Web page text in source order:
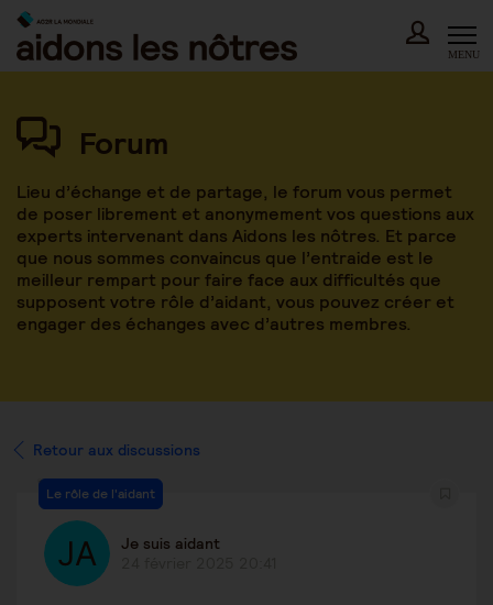
Skip
content
MENU
Forum
Lieu d’échange et de partage, le forum vous permet
de poser librement et anonymement vos questions aux
experts intervenant dans Aidons les nôtres. Et parce
que nous sommes convaincus que l’entraide est le
meilleur rempart pour faire face aux difficultés que
supposent votre rôle d’aidant, vous pouvez créer et
engager des échanges avec d’autres membres.
Retour aux discussions
Le rôle de l'aidant
Je suis aidant